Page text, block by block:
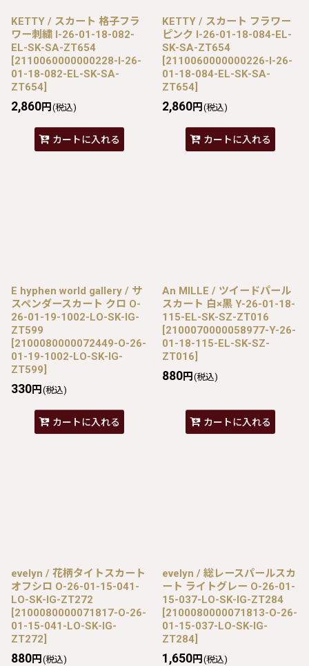
KETTY / スカート 格子フラ
ワー刺繍 I-26-01-18-082-
EL-SK-SA-ZT654
[2110060000000228-I-26-
01-18-082-EL-SK-SA-
ZT654]
2,860円 (税込)
カートに入れる
KETTY / スカート フラワー
ピンク I-26-01-18-084-EL-
SK-SA-ZT654
[2110060000000226-I-26-
01-18-084-EL-SK-SA-
ZT654]
2,860円 (税込)
カートに入れる
E hyphen world gallery / サ
スペンダースカート クロ O-
26-01-19-1002-LO-SK-IG-
ZT599
[2100080000072449-O-26-
01-19-1002-LO-SK-IG-
ZT599]
330円 (税込)
カートに入れる
An MILLE / ツイードパール
スカート 白×黒 Y-26-01-18-
115-EL-SK-SZ-ZT016
[2100070000058977-Y-26-
01-18-115-EL-SK-SZ-
ZT016]
880円 (税込)
カートに入れる
evelyn / 花柄タイトスカート
オフシロ O-26-01-15-041-
LO-SK-IG-ZT272
[2100080000071817-O-26-
01-15-041-LO-SK-IG-
ZT272]
880円 (税込)
evelyn / 総レースパールスカ
ート ライトグレー O-26-01-
15-037-LO-SK-IG-ZT284
[2100080000071813-O-26-
01-15-037-LO-SK-IG-
ZT284]
1,650円 (税込)